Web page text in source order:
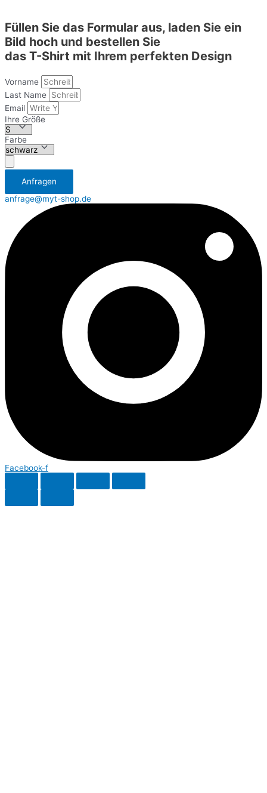
Füllen Sie das Formular aus, laden Sie ein
Bild hoch und bestellen Sie
das T-Shirt mit Ihrem perfekten Design
Vorname
Last Name
Email
Ihre Größe
Farbe
Аnfragen
anfrage@myt-shop.de
Facebook-f